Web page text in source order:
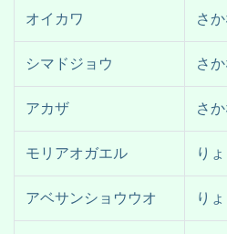
オイカワ さ
シマドジョウ さ
アカザ さ
モリアオガエル り
アベサンショウウオ り